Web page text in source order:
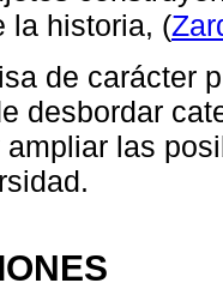
la historia, (
de carácter
desbordar
ampliar las